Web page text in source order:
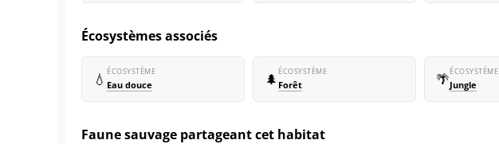
Écosystèmes associés
💧 ÉCOSYSTÈME
Eau douce 🌲 ÉCOSYSTÈME
Forêt 🌴ÉCOSYSTÈME
Jungle
Faune sauvage partageant cet habitat